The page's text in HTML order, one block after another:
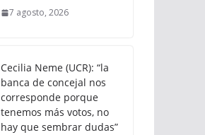
7 agosto, 2026
Cecilia Neme (UCR): “la
banca de concejal nos
corresponde porque
tenemos más votos, no
hay que sembrar dudas”